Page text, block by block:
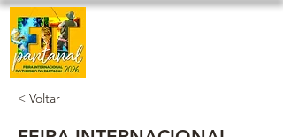
< Voltar